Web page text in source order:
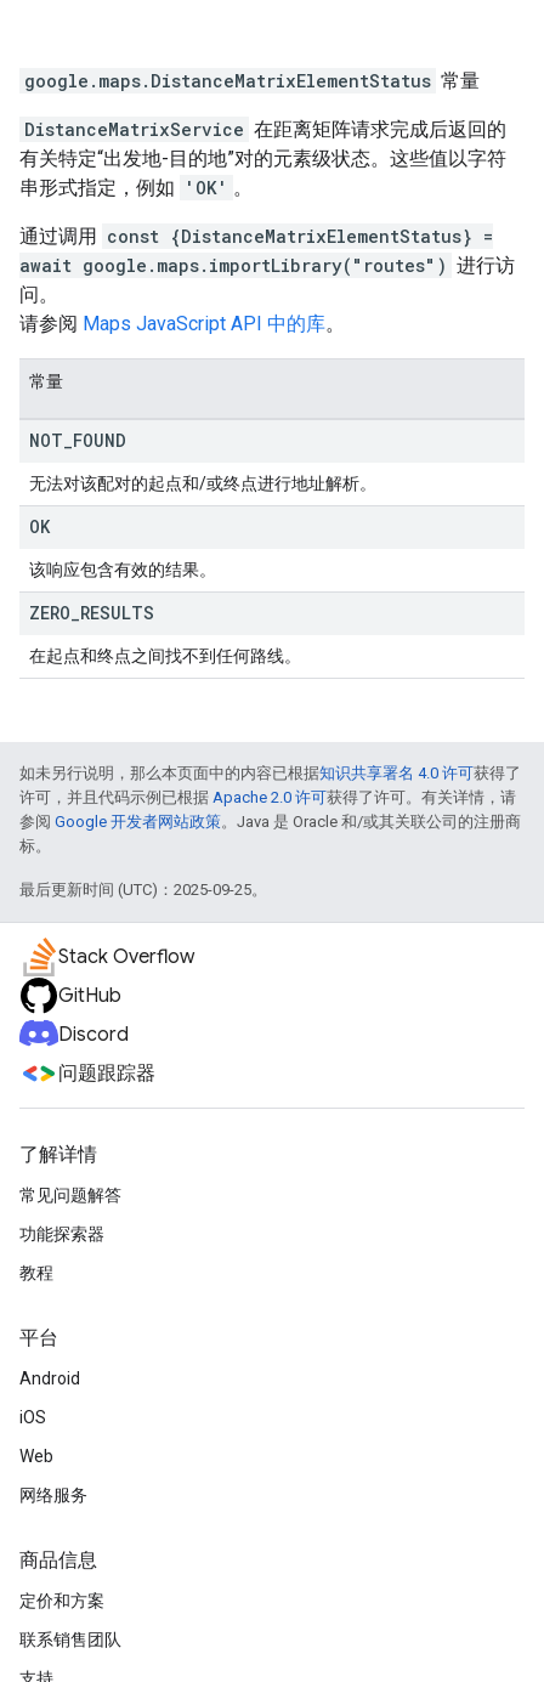
google.maps. DistanceMatrixElementStatus 常量
DistanceMatrixService 在距离矩阵请求完成后返回的
有关特定“出发地-目的地”对的元素级状态。这些值以字符
串形式指定，例如
'OK' 。
通过调用 const {DistanceMatrixElementStatus} =
await google.maps.importLibrary("routes") 进行访
问。
请参阅 Maps JavaScript API 中的库。
常量
NOT FOUND
无法对该配对的起点和/或终点进行地址解析。
OK
该响应包含有效的结果。
ZERO RESULTS
在起点和终点之间找不到任何路线。
如未另行说明，那么本页面中的内容已根据知识共享署名 4.0 许可获得了
许可，并且代码示例已根据 Apache 2.0 许可获得了许可。有关详情，请
参阅 Google 开发者网站政策。Java 是 Oracle 和/或其关联公司的注册商
标。
最后更新时间 (UTC)：2025-09-25。
Stack Overflow
GitHub
Discord
问题跟踪器
了解详情
常见问题解答
功能探索器
教程
平台
Android
iOS
Web
网络服务
商品信息
定价和方案
联系销售团队